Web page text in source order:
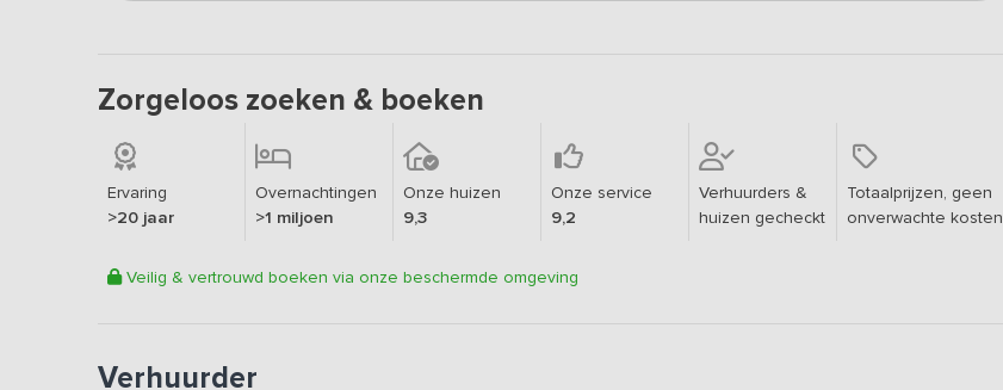
Zorgeloos zoeken & boeken
Ervaring
>20 jaar
Overnachtingen
>1 miljoen
Onze huizen
9,3
Onze service
9,2
Verhuurders &
huizen gecheckt
Totaalprijzen, geen
onverwachte kosten
Veilig & vertrouwd boeken via onze beschermde omgeving
Verhuurder